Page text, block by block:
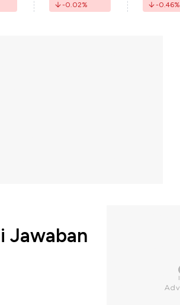
-0.02% -0.46%
Jawaban